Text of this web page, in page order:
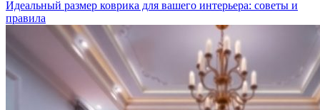
Идеальный размер коврика для вашего интерьера: советы и
правила